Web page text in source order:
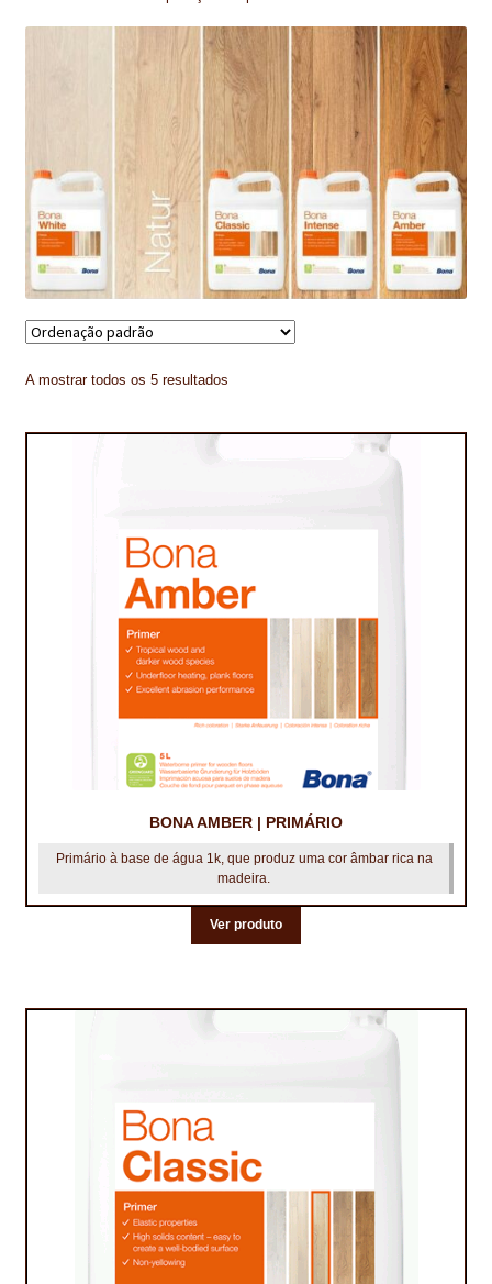
EM MANUTENÇÃO PROGRAMADA
FACHADAS VENTILADAS (PANEL SYSTEM)
FINALIZAR COMPRAS
HIDROFUGANTES
HOMEPAGE
IMPERMEABILIZAÇÕES
HIDROBLOCK
IMPERMEABILIZAÇÃO DE CAVES E FUNDAÇÕES
IMPERMEABILIZAÇÕES GERAIS
INQUÉRITO DE SATISFAÇÃO DO CLIENTE
ISOLAMENTO TÉRMICO (ETICS)
LIVRO DE RECLAMAÇÕES
MINHA CONTA
PISOS DESPORTIVOS
PRODUTOS DAS MARCAS
PRODUTOS E SOLUÇÕES TÉCNICAS PARA PROFISSIONAIS
PRODUTOS ECOLÓGICOS CERTIFICADOS
PRODUTOS PARA A INDÚSTRIA AUTOMÓVEL
A mostrar todos os 5 resultados
BONA AMBER | PRIMÁRIO
Primário à base de água 1k, que produz uma cor âmbar rica na
madeira.
Ver produto